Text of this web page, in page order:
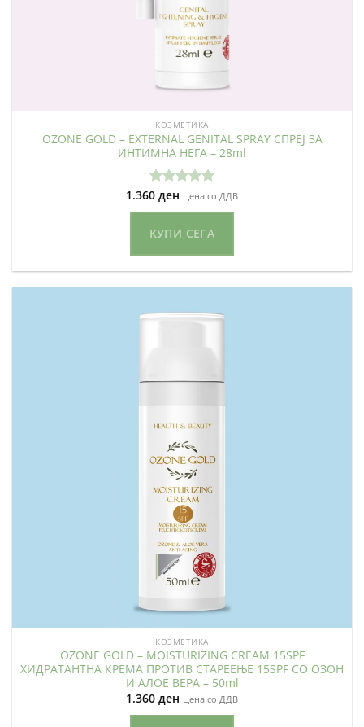
КОЗМЕТИКА
OZONE GOLD – EXTERNAL GENITAL SPRAY СПРЕЈ ЗА
ИНТИМНА НЕГА – 28ml
Оценето
1.360 ден Цена со ДДВ
КУПИ СЕГА
КОЗМЕТИКА
OZONE GOLD – MOISTURIZING CREAM 15SPF
ХИДРАТАНТНА КРЕМА ПРОТИВ СТАРЕЕЊЕ 15SPF СО ОЗОН
И АЛОЕ ВЕРА – 50ml
1.360 ден Цена со ДДВ